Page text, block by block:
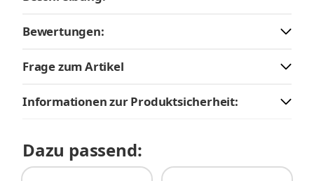
Bewertungen:
Frage zum Artikel
Informationen zur Produktsicherheit:
Dazu passend: